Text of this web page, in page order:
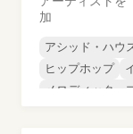
加
アシッド・ハウ
ヒップホップ
メロディック・